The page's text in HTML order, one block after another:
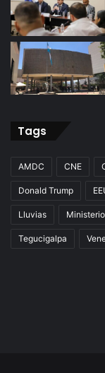
Tags
AMDC CNE
Donald Trump
Lluvias
Tegucigalpa